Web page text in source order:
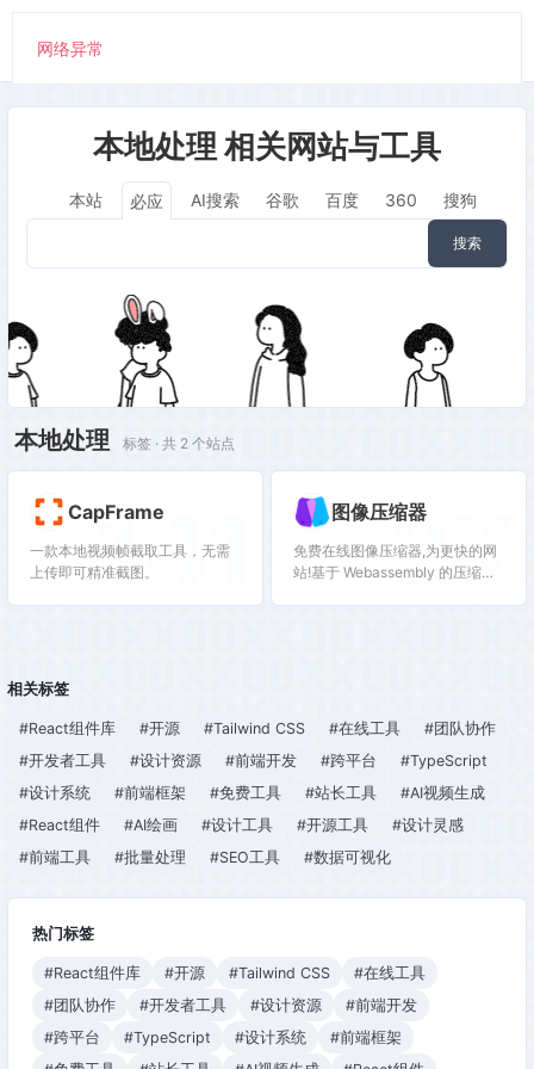
本地处理 相关网站与工具
本站 必应 AI搜索 谷歌 百度 360 搜狗
搜索
本地处理 标签 · 共 2 个站点
CapFrame
一款本地视频帧截取工具，无需
上传即可精准截图。141 图像压缩器
免费在线图像压缩器,为更快的网
站!基于 Webassembly 的压缩实
2K
相关标签
#React组件库 #开源 #Tailwind CSS #在线工具
#团队协作
#开发者工具
#设计资源 #前端开发 #跨平台
#TypeScript
#设计系统
#前端框架 #免费工具 #站长工具
#AI视频生成
#React组件
#AI绘画 #设计工具 #开源工具
#设计灵感
#前端工具
#批量处理 #SEO工具 #数据可视化
热门标签
#React组件库 #开源 #Tailwind CSS
#在线工具
#团队协作
#开发者工具 #设计资源
#前端开发
#跨平台
#TypeScript #设计系统
#前端框架
网络异常